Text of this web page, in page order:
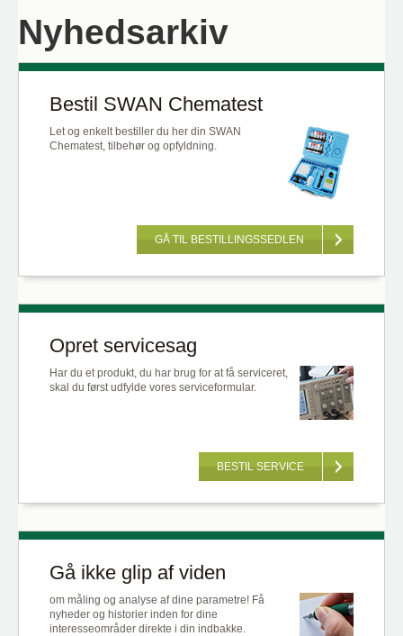
Nyhedsarkiv
Bestil SWAN Chematest
Let og enkelt bestiller du her din SWAN
Chematest, tilbehør og opfyldning.
GÅ TIL BESTILLINGSSEDLEN
Opret servicesag
Har du et produkt, du har brug for at få serviceret,
skal du først udfylde vores serviceformular.
BESTIL SERVICE
Gå ikke glip af viden
om måling og analyse af dine parametre! Få
nyheder og historier inden for dine
interesseområder direkte i din indbakke.